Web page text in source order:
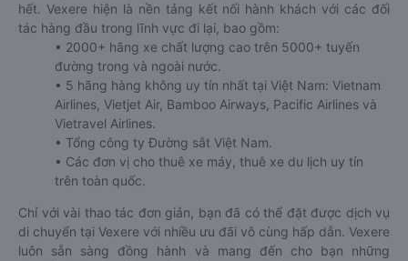
hết. Vexere hiện là nền tảng kết nối hành khách với các đối
tác hàng đầu trong lĩnh vực đi lại, bao gồm:
• 2000+ hãng xe chất lượng cao trên 5000+ tuyến
đường trong và ngoài nước.
• 5 hãng hàng không uy tín nhất tại Việt Nam: Vietnam
Airlines, Vietjet Air, Bamboo Airways, Pacific Airlines và
Vietravel Airlines.
• Tổng công ty Đường sắt Việt Nam.
• Các đơn vị cho thuê xe máy, thuê xe du lịch uy tín
trên toàn quốc.
Chỉ với vài thao tác đơn giản, bạn đã có thể đặt được dịch vụ
di chuyển tại Vexere với nhiều ưu đãi vô cùng hấp dẫn. Vexere
luôn sẵn sàng đồng hành và mang đến cho bạn những